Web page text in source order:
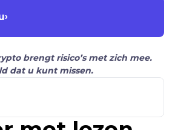
›
brengt risico’s met zich mee.
dat u kunt missen.